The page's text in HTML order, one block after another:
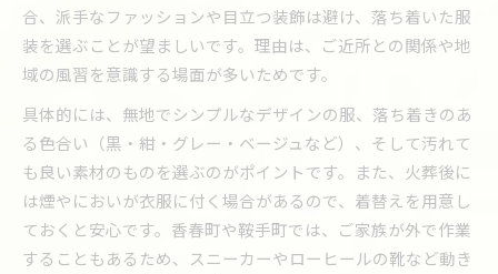
合、派手なファッションや目立つ装飾は避け、落ち着いた服
装を選ぶことが望ましいです。理由は、ご近所との関係や地
域の風習を意識する場面が多いためです。
具体的には、無地でシンプルなデザインの服、落ち着きのあ
る色合い（黒・紺・グレー・ベージュなど）、そして汚れて
も良い素材のものを選ぶのがポイントです。また、火葬後に
は煙やにおいが衣服に付く場合があるので、着替えを用意し
ておくと安心です。香春町や鞍手町では、ご家族が外で作業
することもあるため、スニーカーやローヒールの靴など動き